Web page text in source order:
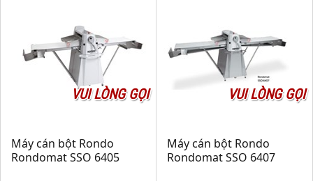
VUI LÒNG GỌI
Máy cán bột Rondo
Rondomat SSO 6405
VUI LÒNG GỌI
Máy cán bột Rondo
Rondomat SSO 6407